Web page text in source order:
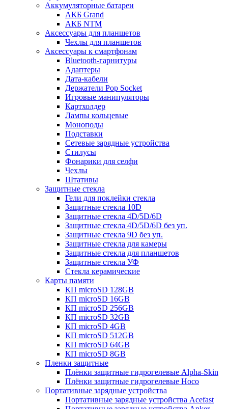
Аккумуляторные батареи
АКБ Grand
АКБ NTM
Аксессуары для планшетов
Чехлы для планшетов
Аксессуары к смартфонам
Bluetooth-гарнитуры
Адаптеры
Дата-кабели
Держатели Pop Socket
Игровые манипуляторы
Картхолдер
Лампы кольцевые
Моноподы
Подставки
Сетевые зарядные устройства
Стилусы
Фонарики для селфи
Чехлы
Штативы
Защитные стекла
Гели для поклейки стекла
Защитные стекла 10D
Защитные стекла 4D/5D/6D
Защитные стекла 4D/5D/6D без уп.
Защитные стекла 9D без уп.
Защитные стекла для камеры
Защитные стекла для планшетов
Защитные стекла УФ
Стекла керамические
Карты памяти
КП microSD 128GB
КП microSD 16GB
КП microSD 256GB
КП microSD 32GB
КП microSD 4GB
КП microSD 512GB
КП microSD 64GB
КП microSD 8GB
Пленки защитные
Плёнки защитные гидрогелевые Alpha-Skin
Плёнки защитные гидрогелевые Hoco
Портативные зарядные устройства
Портативные зарядные устройства Acefast